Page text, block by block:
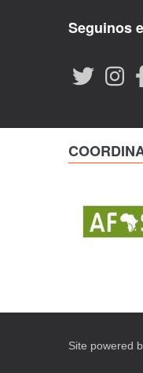
Seguinos
Site powered